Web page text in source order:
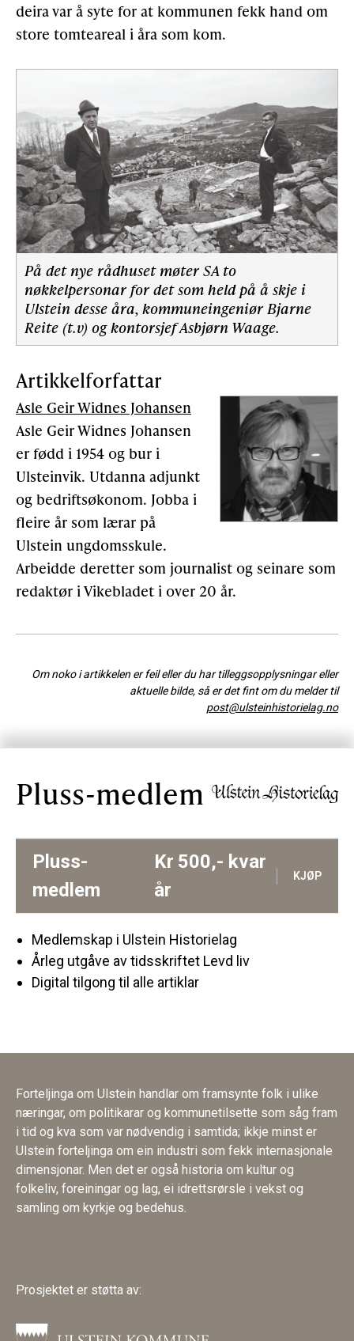
deira var å syte for at kommunen fekk hand om
store tomteareal i åra som kom.
På det nye rådhuset møter SA to
nøkkelpersonar for det som held på å skje i
Ulstein desse åra, kommuneingeniør Bjarne
Reite (t.v) og kontorsjef Asbjørn Waage.
Artikkelforfattar
Asle Geir Widnes Johansen
Asle Geir Widnes Johansen
er fødd i 1954 og bur i
Ulsteinvik. Utdanna adjunkt
og bedriftsøkonom. Jobba i
fleire år som lærar på
Ulstein ungdomsskule.
Arbeidde deretter som journalist og seinare som
redaktør i Vikebladet i over 20 år.
Om noko i artikkelen er feil eller du har tilleggsopplysningar eller
aktuelle bilde, så er det fint om du melder til
post@ulsteinhistorielag.no
Pluss-medlem
Pluss-
medlem
Kr 500,- kvar
år
KJØP
Medlemskap i Ulstein Historielag
Årleg utgåve av tidsskriftet Levd liv
Digital tilgong til alle artiklar
Forteljinga om Ulstein handlar om framsynte folk i ulike
næringar, om politikarar og kommunetilsette som såg fram
i tid og kva som var nødvendig i samtida; ikkje minst er
Ulstein forteljinga om ein industri som fekk internasjonale
dimensjonar. Men det er også historia om kultur og
folkeliv, foreiningar og lag, ei idrettsrørsle i vekst og
samling om kyrkje og bedehus.
Prosjektet er støtta av: